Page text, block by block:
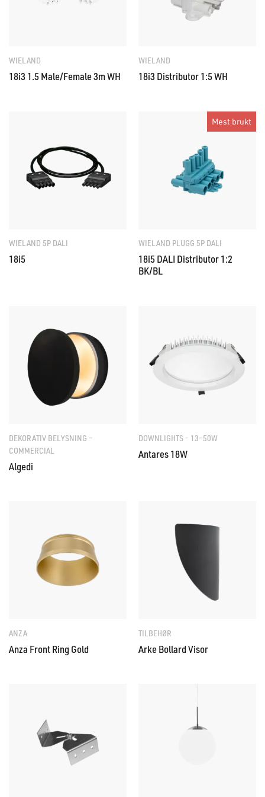
WIELAND
18i3 1.5 Male/Female 3m WH
WIELAND
18i3 Distributor 1:5 WH
WIELAND 5P DALI
18i5
Mest brukt
WIELAND PLUGG 5P DALI
18i5 DALI Distributor 1:2
BK/BL
DEKORATIV BELYSNING –
COMMERCIAL
Algedi
DOWNLIGHTS - 13–50W
Antares 18W
ANZA
Anza Front Ring Gold
TILBEHØR
Arke Bollard Visor